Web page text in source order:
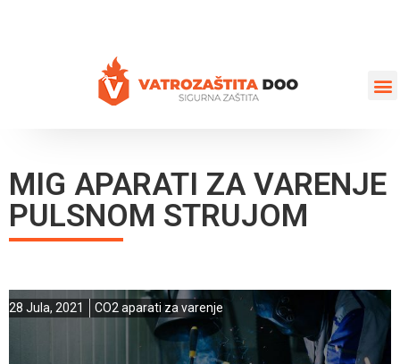
MIG APARATI ZA VARENJE
PULSNOM STRUJOM
28 Jula, 2021 CO2 aparati za varenje